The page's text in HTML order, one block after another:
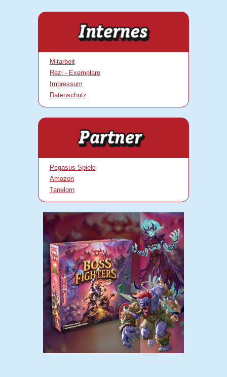
Mitarbeit
Rezi - Exemplare
Impressum
Datenschutz
Pegasus Spiele
Amazon
Tanelorn